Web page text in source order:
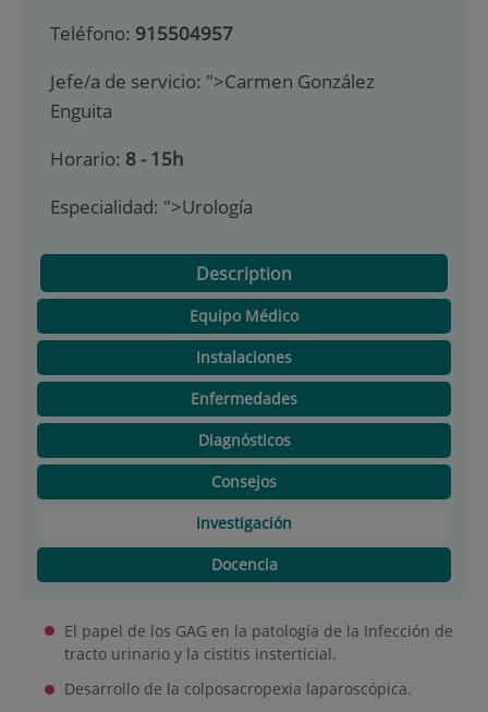
Teléfono: 915504957
Jefe/a de servicio: ">Carmen González
Enguita
Horario: 8 - 15h
Especialidad: ">Urología
Description
Equipo Médico
Instalaciones
Enfermedades
Diagnósticos
Consejos
Investigación
Docencia
El papel de los GAG en la patología de la Infección de
tracto urinario y la cistitis insterticial.
Desarrollo de la colposacropexia laparoscópica.